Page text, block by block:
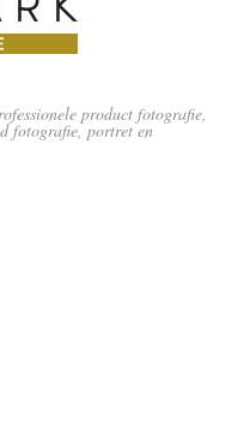
product fotografie,
fotografie, portret en